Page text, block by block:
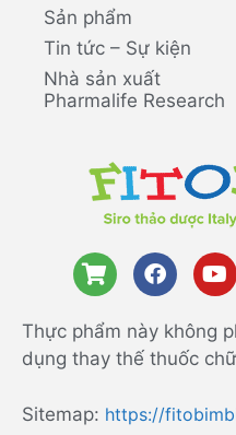
Sản phẩm
Tin tức – Sự kiện
Nhà sản xuất
Pharmalife Research
Thực phẩm này không
dụng thay thế thuốc
Sitemap: https://